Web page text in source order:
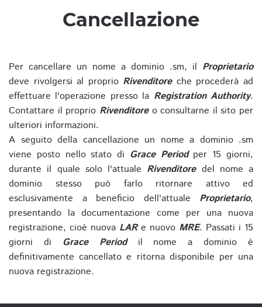
Cancellazione
Per cancellare un nome a dominio .sm, il Proprietario
deve rivolgersi al proprio Rivenditoreche procederà ad
effettuare l'operazione presso la Registration Authority.
Contattare il proprio Rivenditoreo consultarne il sito per
ulteriori informazioni.
A seguito della cancellazione un nome a dominio .sm
viene posto nello stato di Grace Periodper 15 giorni,
durante il quale solo l'attuale Rivenditoredel nome a
dominio stesso può farlo ritornare attivo ed
esclusivamente a beneficio dell'attuale Proprietario,
presentando la documentazione come per una nuova
registrazione, cioè nuova LARe nuovo MRE. Passati i 15
giorni di Grace Periodil nome a dominio è
definitivamente cancellato e ritorna disponibile per una
nuova registrazione.